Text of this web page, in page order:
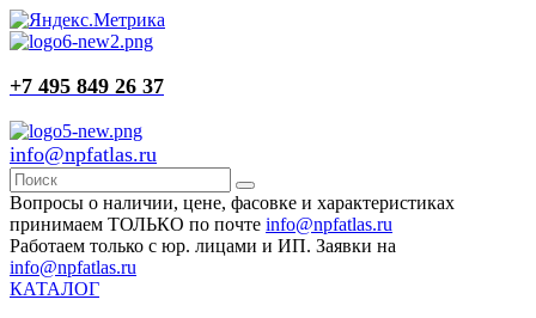
+7 495 849 26 37
info@npfatlas.ru
Вопросы о наличии, цене, фасовке и характеристиках
принимаем ТОЛЬКО по почте info@npfatlas.ru
Работаем только с юр. лицами и ИП. Заявки на
info@npfatlas.ru
КАТАЛОГ